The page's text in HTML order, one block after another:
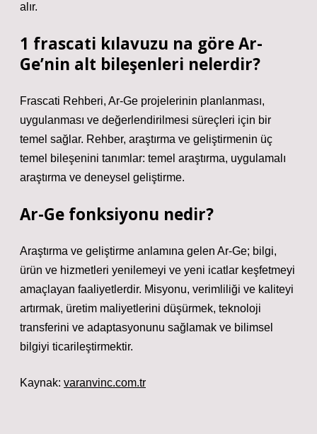
alır.
1 frascati kılavuzu na göre Ar-
Ge’nin alt bileşenleri nelerdir?
Frascati Rehberi, Ar-Ge projelerinin planlanması,
uygulanması ve değerlendirilmesi süreçleri için bir
temel sağlar. Rehber, araştırma ve geliştirmenin üç
temel bileşenini tanımlar: temel araştırma, uygulamalı
araştırma ve deneysel geliştirme.
Ar-Ge fonksiyonu nedir?
Araştırma ve geliştirme anlamına gelen Ar-Ge; bilgi,
ürün ve hizmetleri yenilemeyi ve yeni icatlar keşfetmeyi
amaçlayan faaliyetlerdir. Misyonu, verimliliği ve kaliteyi
artırmak, üretim maliyetlerini düşürmek, teknoloji
transferini ve adaptasyonunu sağlamak ve bilimsel
bilgiyi ticarileştirmektir.
Kaynak: varanvinc.com.tr